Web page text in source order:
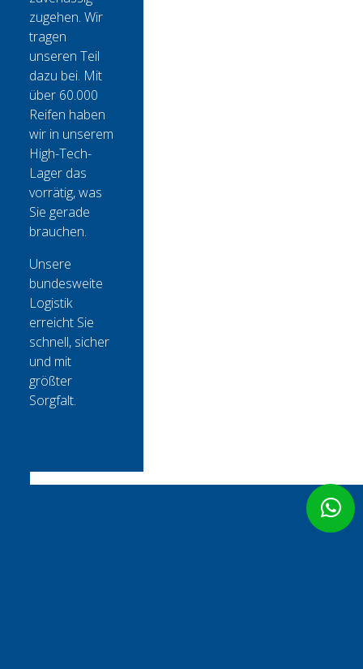
zugehen. Wir
tragen
unseren Teil
dazu bei. Mit
über 60.000
Reifen haben
wir in unserem
High-Tech-
Lager das
vorrätig, was
Sie gerade
brauchen.
Unsere
bundesweite
Logistik
erreicht Sie
schnell, sicher
und mit
größter
Sorgfalt.